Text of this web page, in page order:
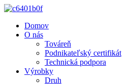
Domov
O nás
Továreň
Podnikateľský certifikát
Technická podpora
Výrobky
Druh